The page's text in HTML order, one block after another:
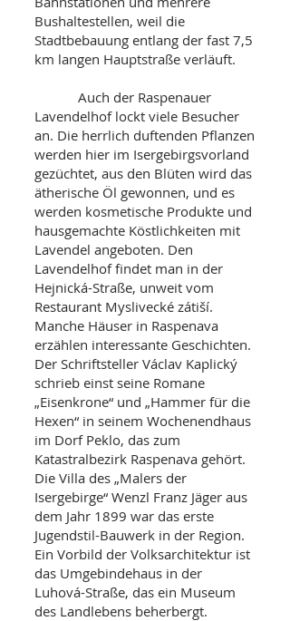
Bushaltestellen, weil die
Stadtbebauung entlang der fast 7,5
km langen Hauptstraße verläuft.
Auch der Raspenauer
Lavendelhof lockt viele Besucher
an. Die herrlich duftenden Pflanzen
werden hier im Isergebirgsvorland
gezüchtet, aus den Blüten wird das
ätherische Öl gewonnen, und es
werden kosmetische Produkte und
hausgemachte Köstlichkeiten mit
Lavendel angeboten. Den
Lavendelhof findet man in der
Hejnická-Straße, unweit vom
Restaurant Myslivecké zátiší.
Manche Häuser in Raspenava
erzählen interessante Geschichten.
Der Schriftsteller Václav Kaplický
schrieb einst seine Romane
„Eisenkrone“ und „Hammer für die
Hexen“ in seinem Wochenendhaus
im Dorf Peklo, das zum
Katastralbezirk Raspenava gehört.
Die Villa des „Malers der
Isergebirge“ Wenzl Franz Jäger aus
dem Jahr 1899 war das erste
Jugendstil-Bauwerk in der Region.
Ein Vorbild der Volksarchitektur ist
das Umgebindehaus in der
Luhová-Straße, das ein Museum
des Landlebens beherbergt.